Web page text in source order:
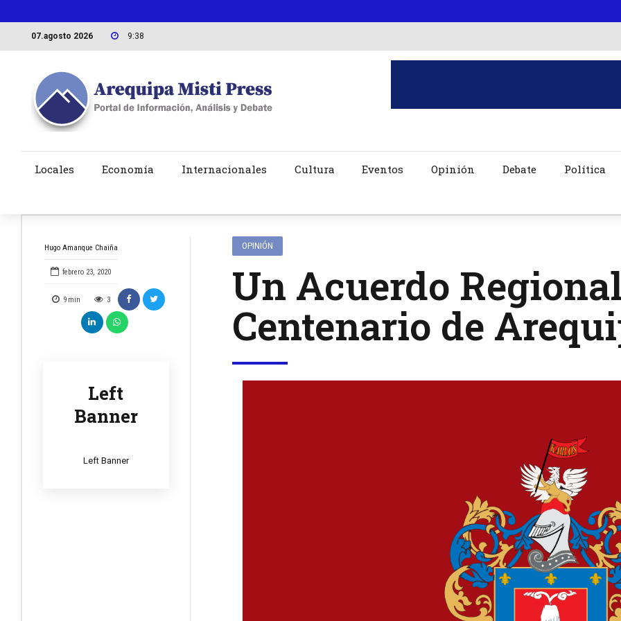
07.agosto 2026 9:38
Locales Economía Internacionales Cultura Eventos Opinión Debate Política
Hugo Amanque Chaiña
febrero 23, 2020
9 min 3
Left
Banner
Left Banner
OPINIÓN
Un Acuerdo
Centenario de